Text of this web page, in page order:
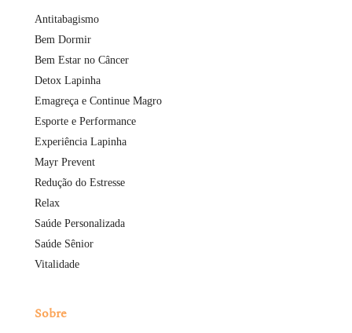
Antitabagismo
Bem Dormir
Bem Estar no Câncer
Detox Lapinha
Emagreça e Continue Magro
Esporte e Performance
Experiência Lapinha
Mayr Prevent
Redução do Estresse
Relax
Saúde Personalizada
Saúde Sênior
Vitalidade
Sobre